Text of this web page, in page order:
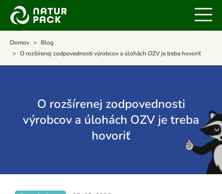
Domov
Blog
O rozšírenej zodpovednosti výrobcov a úlohách OZV je treba hovoriť
O rozšírenej zodpovednosti
výrobcov a úlohách OZV je treba
hovoriť